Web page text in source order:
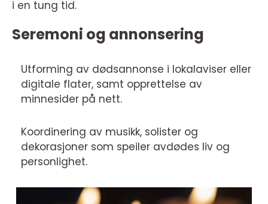
i en tung tid.
Seremoni og annonsering
Utforming av dødsannonse i lokalaviser eller
digitale flater, samt opprettelse av
minnesider på nett.
Koordinering av musikk, solister og
dekorasjoner som speiler avdødes liv og
personlighet.